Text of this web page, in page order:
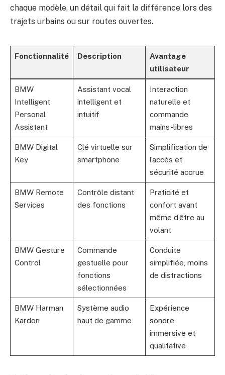
chaque modèle, un détail qui fait la différence lors des
trajets urbains ou sur routes ouvertes.
Fonctionnalité Description
Avantage
utilisateur
BMW
Intelligent
Personal
Assistant
Assistant vocal
intelligent et
intuitif
Interaction
naturelle et
commande
mains-libres
BMW Digital
Key
Clé virtuelle sur
smartphone
Simplification de
l’accès et
sécurité accrue
BMW Remote
Services
Contrôle distant
des fonctions
Praticité et
confort avant
même d’être au
volant
BMW Gesture
Control
Commande
gestuelle pour
fonctions
sélectionnées
Conduite
simplifiée, moins
de distractions
BMW Harman
Kardon
Système audio
haut de gamme
Expérience
sonore
immersive et
qualitative